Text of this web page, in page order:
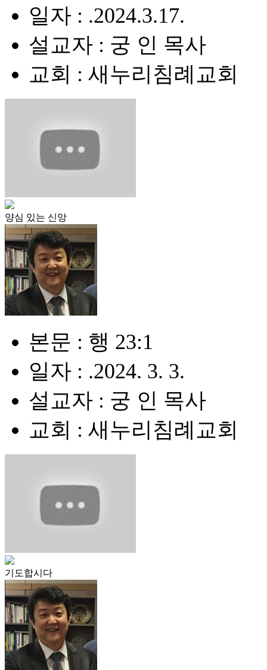
일자 : .2024.3.17.
설교자 : 궁 인 목사
교회 : 새누리침례교회
양심 있는 신앙
본문 : 행 23:1
일자 : .2024. 3. 3.
설교자 : 궁 인 목사
교회 : 새누리침례교회
기도합시다